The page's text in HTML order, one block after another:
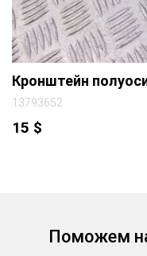
Кронштейн
13793652
15 $
Поможем